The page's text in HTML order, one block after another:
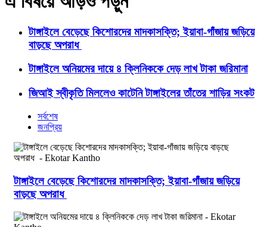
টাঙ্গাইলে বেড়েছে কিশোরদের মাদকাসক্তি; ইয়াবা-গাঁজায় জড়িয়ে
বাড়ছে অপরাধ
টাঙ্গাইলে অনিয়মের দায়ে ৪ ক্লিনিককে দেড় লাখ টাকা জরিমানা
জিআই স্বীকৃতি মিললেও কাটেনি টাঙ্গাইলের তাঁতের শাড়ির সংকট
সর্বশেষ
জনপ্রিয়
টাঙ্গাইলে বেড়েছে কিশোরদের মাদকাসক্তি; ইয়াবা-গাঁজায় জড়িয়ে
বাড়ছে অপরাধ